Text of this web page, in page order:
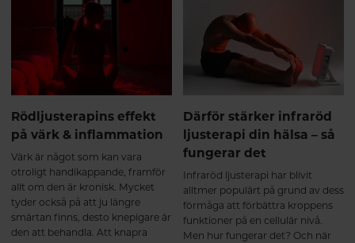
bli frisk, med Echinaforce kan du
både minska risken att drabbas
oturen är framme.
Rödljusterapins effekt
på värk & inflammation
Värk är något som kan vara
otroligt handikappande, framför
allt om den är kronisk. Mycket
tyder också på att ju längre
smärtan finns, desto knepigare är
den att behandla. Att knapra
Därför stärker infraröd
ljusterapi din hälsa – så
fungerar det
Infraröd ljusterapi har blivit
alltmer populärt på grund av dess
förmåga att förbättra kroppens
funktioner på en cellulär nivå.
Men hur fungerar det? Och när